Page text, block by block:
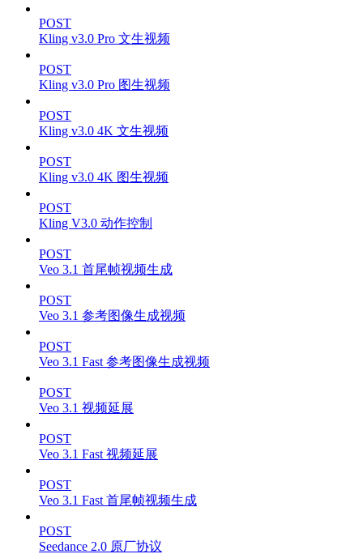
POST
Kling v3.0 Pro 文生视频
POST
Kling v3.0 Pro 图生视频
POST
Kling v3.0 4K 文生视频
POST
Kling v3.0 4K 图生视频
POST
Kling V3.0 动作控制
POST
Veo 3.1 首尾帧视频生成
POST
Veo 3.1 参考图像生成视频
POST
Veo 3.1 Fast 参考图像生成视频
POST
Veo 3.1 视频延展
POST
Veo 3.1 Fast 视频延展
POST
Veo 3.1 Fast 首尾帧视频生成
POST
Seedance 2.0 原厂协议